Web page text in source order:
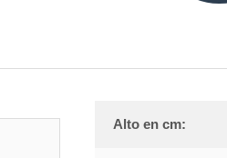
Alto en cm: